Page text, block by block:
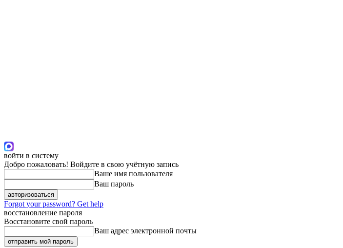
войти в систему
Добро пожаловать! Войдите в свою учётную запись
Ваше имя пользователя
Ваш пароль
Forgot your password? Get help
восстановление пароля
Восстановите свой пароль
Ваш адрес электронной почты